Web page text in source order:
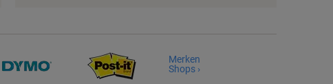
Merken
Shops ›